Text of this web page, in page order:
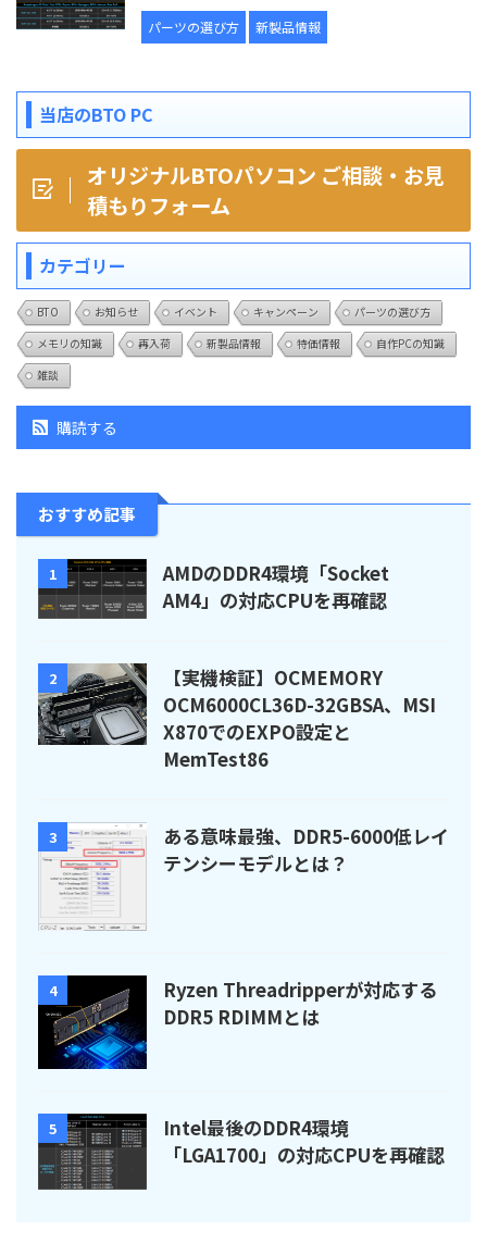
パーツの選び方 新製品情報
当店のBTO PC
オリジナルBTOパソコン ご相談・お見
積もりフォーム
カテゴリー
BTO お知らせ イベント キャンペーン
パーツの選び方
メモリの知識
再入荷 新製品情報 特価情報
自作PCの知識
雑談
購読する
おすすめ記事
1
AMDのDDR4環境「Socket
AM4」の対応CPUを再確認
2
【実機検証】OCMEMORY
OCM6000CL36D-32GBSA、MSI
X870でのEXPO設定と
MemTest86
3
ある意味最強、DDR5-6000低レイ
テンシーモデルとは？
4
Ryzen Threadripperが対応する
DDR5 RDIMMとは
5
Intel最後のDDR4環境
「LGA1700」の対応CPUを再確認